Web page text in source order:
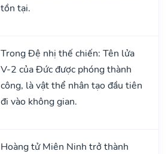
tồn tại.
Trong Đệ nhị thế chiến: Tên lửa
V-2 của Đức được phóng thành
công, là vật thể nhân tạo đầu tiên
đi vào không gian.
Hoàng tử Miên Ninh trở thành